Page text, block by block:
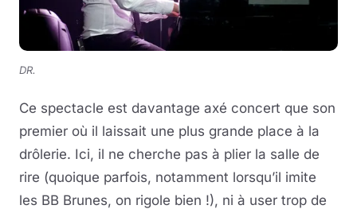
DR.
Ce spectacle est davantage axé concert que son
premier où il laissait une plus grande place à la
drôlerie. Ici, il ne cherche pas à plier la salle de
rire (quoique parfois, notamment lorsqu’il imite
les BB Brunes, on rigole bien !), ni à user trop de